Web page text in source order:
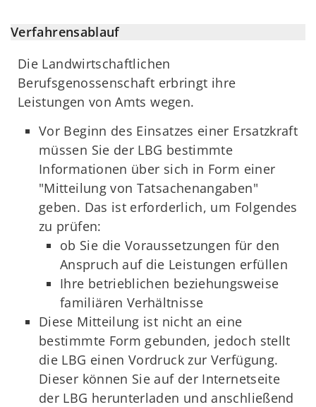
Verfahrensablauf
Die Landwirtschaftlichen
Berufsgenossenschaft erbringt ihre
Leistungen von Amts wegen.
Vor Beginn des Einsatzes einer Ersatzkraft
müssen Sie der LBG bestimmte
Informationen über sich in Form einer
"Mitteilung von Tatsachenangaben"
geben. Das ist erforderlich, um Folgendes
zu prüfen:
ob Sie die Voraussetzungen für den
Anspruch auf die Leistungen erfüllen
Ihre betrieblichen beziehungsweise
familiären Verhältnisse
Diese Mitteilung ist nicht an eine
bestimmte Form gebunden, jedoch stellt
die LBG einen Vordruck zur Verfügung.
Dieser können Sie auf der Internetseite
der LBG herunterladen und anschließend